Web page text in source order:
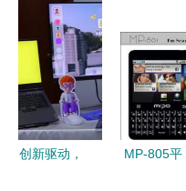
品亮相武汉
第51届高教
仪器设备展
示会 助推
计算机软硬
件零售新生
法操作——
应急处理全
指南
创新驱动，
MP-805平